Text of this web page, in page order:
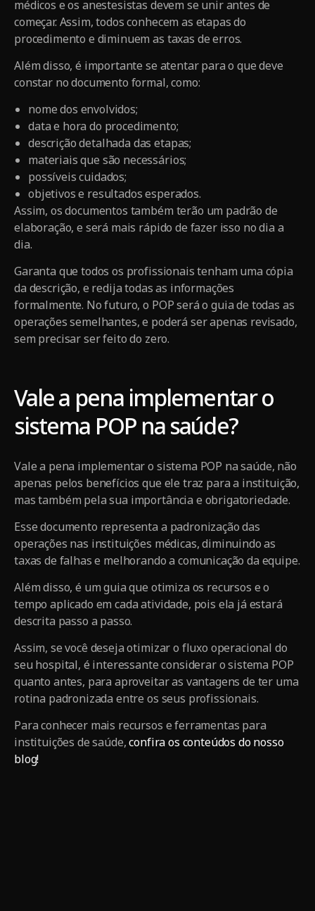
médicos e os anestesistas devem se unir antes de
começar. Assim, todos conhecem as etapas do
procedimento e diminuem as taxas de erros.
Além disso, é importante se atentar para o que deve
constar no documento formal, como:
nome dos envolvidos;
data e hora do procedimento;
descrição detalhada das etapas;
materiais que são necessários;
possíveis cuidados;
objetivos e resultados esperados.
Assim, os documentos também terão um padrão de
elaboração, e será mais rápido de fazer isso no dia a
dia.
Garanta que todos os profissionais tenham uma cópia
da descrição, e redija todas as informações
formalmente. No futuro, o POP será o guia de todas as
operações semelhantes, e poderá ser apenas revisado,
sem precisar ser feito do zero.
Vale a pena implementar o
sistema POP na saúde?
Vale a pena implementar o sistema POP na saúde, não
apenas pelos benefícios que ele traz para a instituição,
mas também pela sua importância e obrigatoriedade.
Esse documento representa a padronização das
operações nas instituições médicas, diminuindo as
taxas de falhas e melhorando a comunicação da equipe.
Além disso, é um guia que otimiza os recursos e o
tempo aplicado em cada atividade, pois ela já estará
descrita passo a passo.
Assim, se você deseja otimizar o fluxo operacional do
seu hospital, é interessante considerar o sistema POP
quanto antes, para aproveitar as vantagens de ter uma
rotina padronizada entre os seus profissionais.
Para conhecer mais recursos e ferramentas para
instituições de saúde,confira os conteúdos do nosso
blog!